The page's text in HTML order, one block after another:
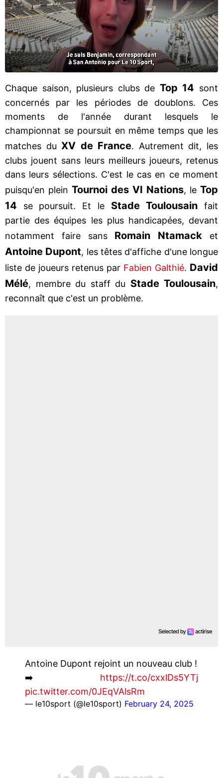
Chaque saison, plusieurs clubs de Top 14 sont
concernés par les périodes de doublons. Ces
moments de l'année durant lesquels le
championnat se poursuit en même temps que les
matches duXV de France. Autrement dit, les
clubs jouent sans leurs meilleurs joueurs, retenus
dans leurs sélections. C'est le cas en ce moment
puisqu'en plein Tournoi des VI Nations, le Top
14 se poursuit. Et le Stade Toulousain fait
partie des équipes les plus handicapées, devant
notamment faire sans Romain Ntamack et
Antoine Dupont, les têtes d'affiche d'une longue
liste de joueurs retenus par Fabien Galthié. David
Mélé, membre du staff du Stade Toulousain,
reconnaît que c'est un problème.
Antoine Dupont rejoint un nouveau club !
➡️ https://t.co/cxxlDs5YTj
pic.twitter.com/0JEqVAlsRm
— le10sport (@le10sport) February 24, 2025